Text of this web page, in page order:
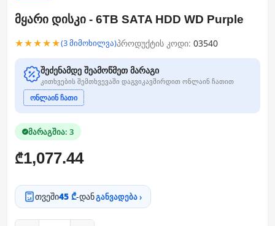
მყარი დისკი - 6TB SATA HDD WD Purple
★★★★★(3 მიმოხილვა)პროდუქტის კოდი: 03540
შეძენამდე შეამოწმეთ მარაგი
კითხვების შემთხვევაში დაგვიკავშირდით ონლაინ ჩათით
ონლაინ ჩათი
მარაგშია: 3
₾1,077.44
თვეში45 ₾-დანგანვადება ›